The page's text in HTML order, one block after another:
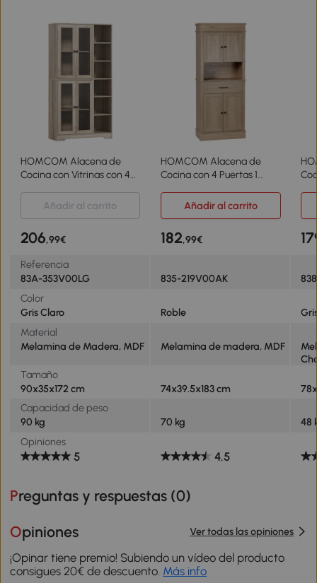
HOMCOM Alacena de
Cocina con Vitrinas con 4
Estantes Ajustables,
90x35x172 cm Gris Claro
HOMCOM Alacena de
Cocina con 4 Puertas 1
Mueble Auxiliar para
Microondas 74x39,5x183
Añadir al carrito Añadir al carrito
206,99€ 182,99€
Referencia
83A-353V00LG
835-219V00AK
Color
Gris Claro
Roble
Material
Melamina de Madera, MDF
Melamina de madera, MDF
Tamaño
90x35x172 cm
74x39.5x183 cm
Capacidad de peso
90 kg
70 kg
48
Opiniones
5 4.5
Preguntas y respuestas (0)
Opiniones Ver todas las opiniones
¡Opinar tiene premio! Subiendo un vídeo del producto
consigues 20€ de descuento. Más info